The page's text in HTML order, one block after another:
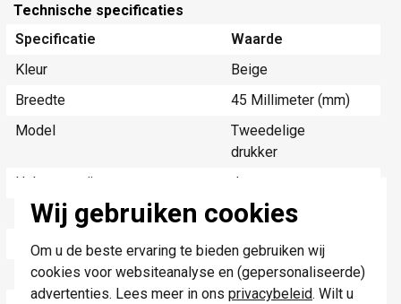
Wij gebruiken cookies
Om u de beste ervaring te bieden gebruiken wij
cookies voor websiteanalyse en (gepersonaliseerde)
advertenties. Lees meer in ons privacybeleid. Wilt u
Technische specificaties
Specificatie
Waarde
Kleur
Beige
Breedte
45 Millimeter (mm)
Model
Tweedelige
drukker
Halogeenvrij
Ja
Hoogte
45 Millimeter (mm)
Diepte
8 Millimeter (mm)
Gebruik
Jaloezie